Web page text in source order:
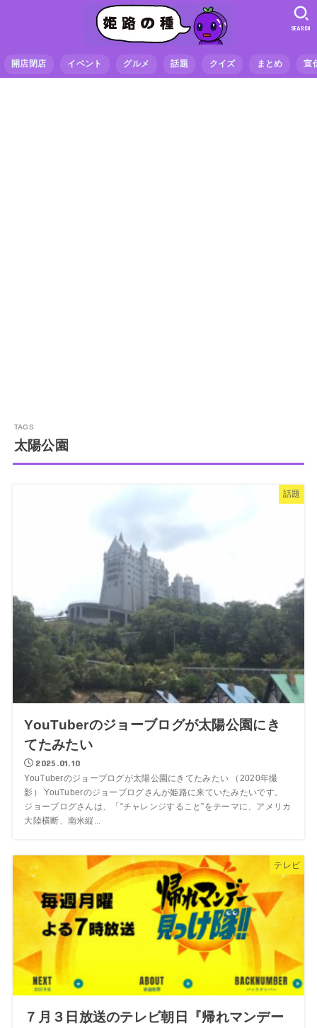
開店閉店 イベント グルメ 話題 クイズ まとめ 宣
SEARCH
太陽公園
話題
YouTuberのジョーブログが太陽公園にき
てたみたい
2025.01.10
YouTuberのジョーブログが太陽公園にきてたみたい （2020年撮
影） YouTuberのジョーブログさんが姫路に来ていたみたいです。
ジョーブログさんは、「“チャレンジすること”をテーマに、アメリカ
大陸横断、南米縦...
テレビ
７月３日放送のテレビ朝日『帰れマンデー